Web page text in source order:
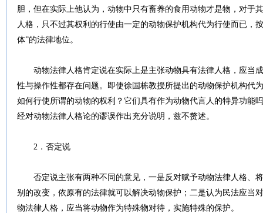
胆，但在实际上他认为，动物中只有畜养的食用动物才是物，对于
人格，只不过其权利的行使由一定的动物保护机构代为行使而已，
体”的法律地位。
动物法律人格肯定说在实际上是主张动物具有法律人格，应当
性与操作性都存在问题。即使徐国栋教授所提出的动物保护机构代
如何行使所谓的动物的权利？它们具有作为动物代言人的特异功能
经对动物法律人格论的谬误作出充分说明，兹不赘述。
2．否定说
否定说主张有两种不同的意见，一是反对赋予动物法律人格、
别的改变，依原有的法律就可以解决动物保护；二是认为民法应当
物法律人格，应当将动物作为特殊物对待，实施特殊的保护。